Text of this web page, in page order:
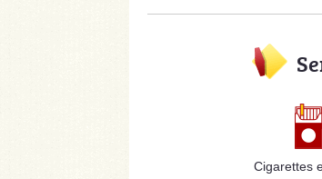
Cigarettes